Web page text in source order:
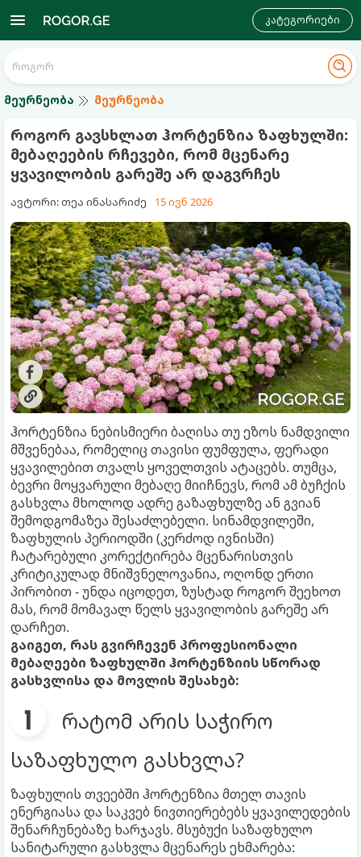
კატეგორიები
მეურნეობა მეურნეობა
როგორ გავსხლათ ჰორტენზია ზაფხულში:
მებაღეების რჩევები, რომ მცენარე
ყვავილობის გარეშე არ დაგვრჩეს
ავტორი: თეა ინასარიძე 15 ივნ 2026
ჰორტენზია ნებისმიერი ბაღისა თუ ეზოს ნამდვილი
მშვენებაა, რომელიც თავისი ფუმფულა, ფერადი
ყვავილებით თვალს ყოველთვის ატაცებს. თუმცა,
ბევრი მოყვარული მებაღე მიიჩნევს, რომ ამ ბუჩქის
გასხვლა მხოლოდ ადრე გაზაფხულზე ან გვიან
შემოდგომაზეა შესაძლებელი. სინამდვილეში,
ზაფხულის პერიოდში (კერძოდ ივნისში)
ჩატარებული კორექტირება მცენარისთვის
კრიტიკულად მნიშვნელოვანია, ოღონდ ერთი
პირობით - უნდა იცოდეთ, ზუსტად როგორ შეეხოთ
მას, რომ მომავალ წელს ყვავილობის გარეშე არ
დარჩეთ.
გაიგეთ, რას გვირჩევენ პროფესიონალი
მებაღეები ზაფხულში ჰორტენზიის სწორად
გასხვლისა და მოვლის შესახებ:
რატომ არის საჭირო
საზაფხულო გასხვლა?
ზაფხულის თვეებში ჰორტენზია მთელ თავის
ენერგიასა და საკვებ ნივთიერებებს ყვავილედების
შენარჩუნებაზე ხარჯავს. მსუბუქი საზაფხულო
სანიტარული გასხვლა მცენარეს ეხმარება: